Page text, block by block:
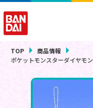
TOP
商品情報
ポケットモンスターダイヤモ